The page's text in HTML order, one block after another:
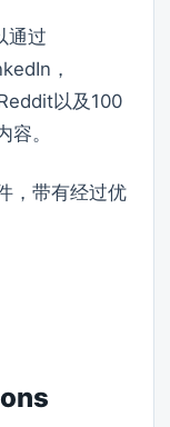
通过
，
以及100
。
，带有经过优